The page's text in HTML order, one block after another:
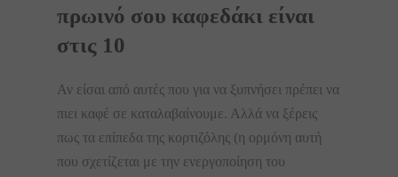
πρωινό σου καφεδάκι είναι
στις 10
Αν είσαι από αυτές που για να ξυπνήσει πρέπει να
πιει καφέ σε καταλαβαίνουμε. Αλλά να ξέρεις
πως τα επίπεδα της κορτιζόλης (η ορμόνη αυτή
που σχετίζεται με την ενεργοποίηση του